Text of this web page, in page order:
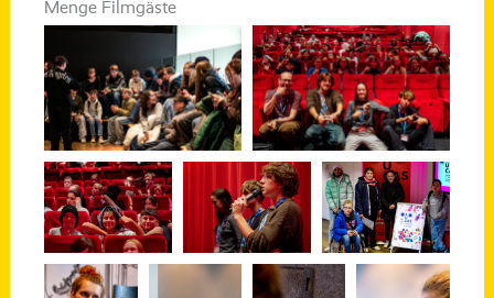
Menge Filmgäste